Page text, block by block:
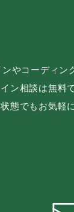
やコーディ
ン相談は無料
態でもお気軽